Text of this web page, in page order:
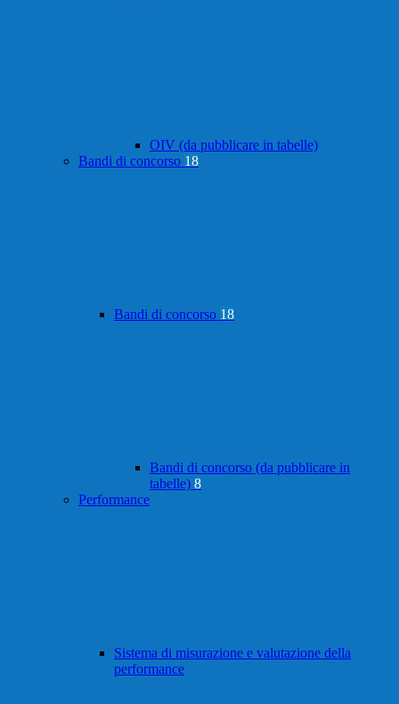
OIV (da pubblicare in tabelle)
Bandi di concorso 18
Bandi di concorso 18
Bandi di concorso (da pubblicare in
tabelle) 8
Performance
Sistema di misurazione e valutazione della
performance